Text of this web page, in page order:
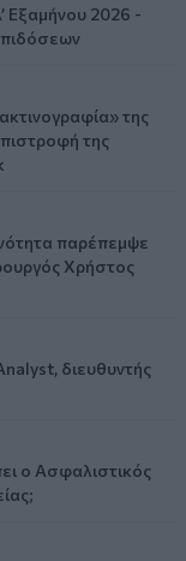
Εξαμήνου 2026 -
της
της
παρέπεμψε
Χρήστος
διευθυντής
ο Ασφαλιστικός